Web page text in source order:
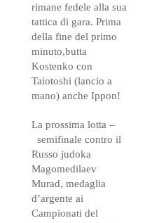
rimane fedele alla sua
tattica di gara. Prima
della fine del primo
minuto,butta
Kostenko con
Taiotoshi (lancio a
mano) anche Ippon!
La prossima lotta –
semifinale contro il
Russo judoka
Magomedilaev
Murad, medaglia
d’argente ai
Campionati del